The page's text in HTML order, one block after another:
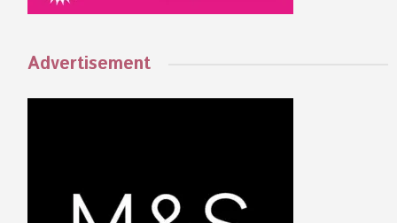
Advertisement